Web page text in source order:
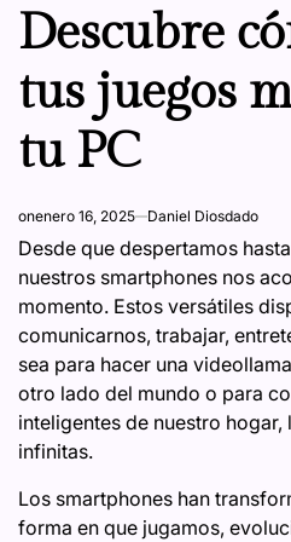
IN
Descubre
tus juegos
tu PC
onenero 16, 2025 Daniel Diosdado
Desde que despertamos
nuestros smartphones nos
momento. Estos versátiles
comunicarnos, trabajar,
sea para hacer una
otro lado del mundo o para
inteligentes de nuestro
infinitas.
Los smartphones han
forma en que jugamos,